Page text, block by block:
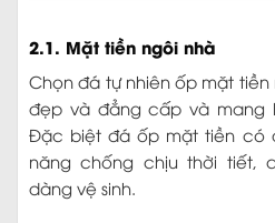
2.1. Mặt tiền ngôi nhà
Chọn đá tự nhiên ốp mặt
đẹp và đẳng cấp và mang
Đặc biệt đá ốp mặt tiền có
năng chống chịu thời tiết,
dàng vệ sinh.